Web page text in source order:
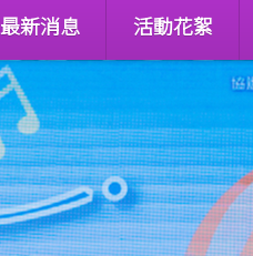
最新消息 活動花絮